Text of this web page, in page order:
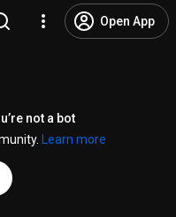
Open App
not a bot
Learn more